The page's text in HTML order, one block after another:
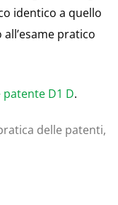
identico a quello
pratico
D1 D.
delle patenti,